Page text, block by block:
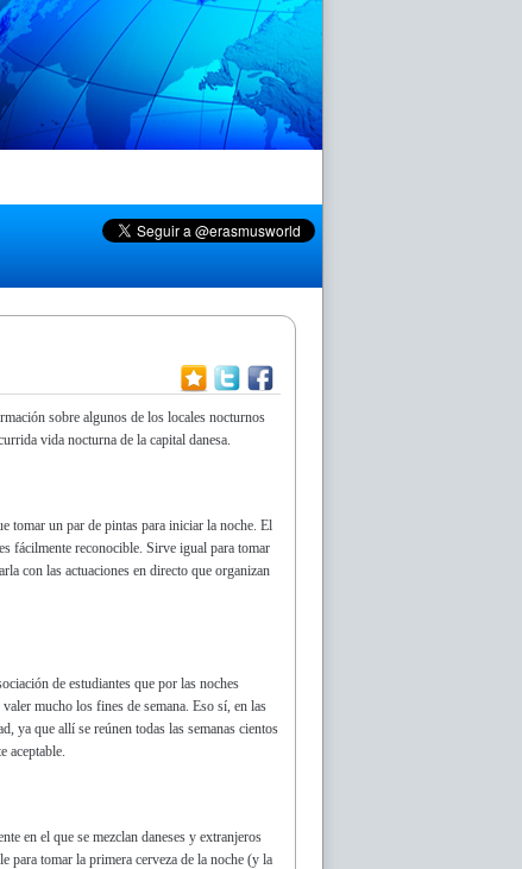
sobre algunos de los locales nocturnos
vida nocturna de la capital danesa.
tomar un par de pintas para iniciar la noche. El
fácilmente reconocible. Sirve igual para tomar
con las actuaciones en directo que organizan
de estudiantes que por las noches
mucho los fines de semana. Eso sí, en las
ya que allí se reúnen todas las semanas cientos
aceptable.
en el que se mezclan daneses y extranjeros
para tomar la primera cerveza de la noche (y la